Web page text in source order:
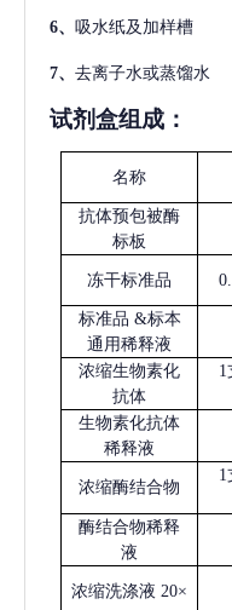
6、 吸水纸及加样槽
7、 去离子水或蒸馏水
试剂盒组成：
名称
抗体预包被酶
标板
冻干标准品
标准品 &标本
通用稀释液
浓缩生物素化
抗体
1
生物素化抗体
稀释液
浓缩酶结合物
1
酶结合物稀释
液
浓缩洗涤液 20×